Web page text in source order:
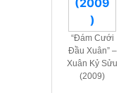
“Đám Cưới
Đầu Xuân” –
Xuân Kỷ Sửu
(2009)